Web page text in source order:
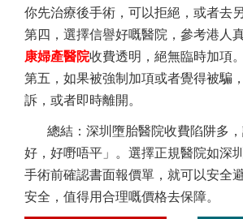
你先治療後手術，可以拒絕，或者去
第四，選擇信譽好嘅醫院，參考港人真
康婦產醫院收費透明，絕無臨時加項。
第五，如果被強制加項或者覺得被騙
訴，或者即時離開。
總結：深圳墮胎醫院收費陷阱多
好，好嘢唔平」。選擇正規醫院如深
手術前確認書面報價單，就可以安全
安全，值得用合理嘅價格去保障。